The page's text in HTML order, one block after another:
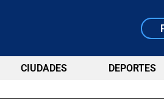
CIUDADES DEPORTES